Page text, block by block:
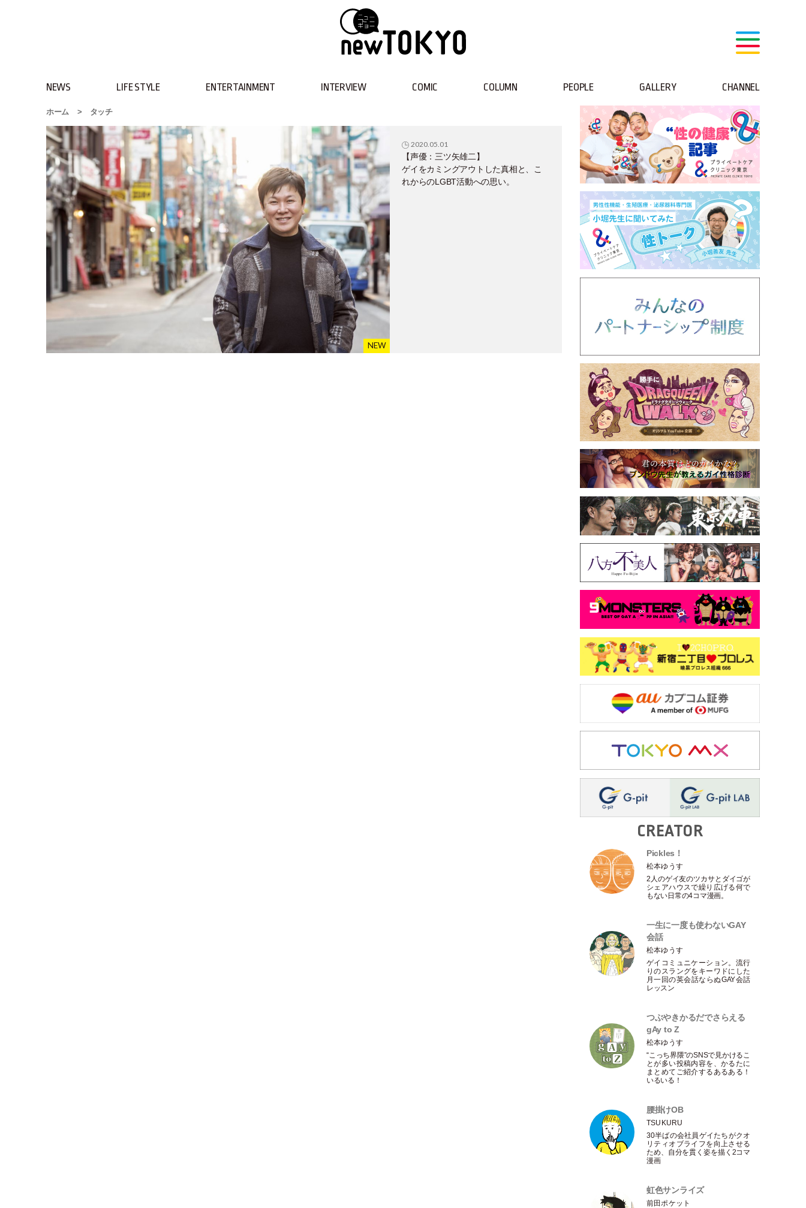
NEWS LIFE STYLE ENTERTAINMENT INTERVIEW COMIC COLUMN PEOPLE GALLERY CHANNEL
ホーム > タッチ
2020.05.01
【声優：三ツ矢雄二】
ゲイをカミングアウトした真相と、こ
れからのLGBT活動への思い。
CREATOR
Pickles！
松本ゆうす
2人のゲイ友のツカサとダイゴが
シェアハウスで繰り広げる何で
もない日常の4コマ漫画。
一生に一度も使わないGAY
会話
松本ゆうす
ゲイコミュニケーション。流行
りのスラングをキーワドにした
月一回の英会話ならぬGAY会話
レッスン
つぶやきかるだでさらえる
gAy to Z
松本ゆうす
“こっち界隈”のSNSで見かけるこ
とが多い投稿内容を、かるたに
まとめてご紹介するあるある！
いるいる！
腰掛けOB
TSUKURU
30半ばの会社員ゲイたちがクオ
リティオブライフを向上させる
ため、自分を貫く姿を描く2コマ
漫画
虹色サンライズ
前田ポケット